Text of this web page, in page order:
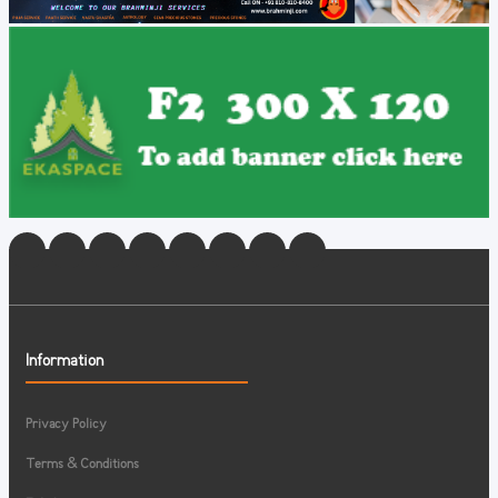
Information
Privacy Policy
Terms & Conditions